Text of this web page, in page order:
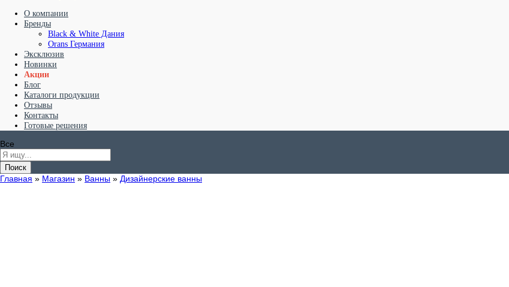
О компании
Бренды
Black & White Дания
Orans Германия
Эксклюзив
Новинки
Акции
Блог
Каталоги продукции
Отзывы
Контакты
Готовые решения
Все
Поиск
Главная » Магазин » Ванны » Дизайнерские ванны